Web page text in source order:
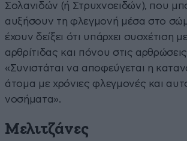
Σολανιδών (ή Στρυχνοειδών), που
αυξήσουν τη φλεγμονή μέσα στο
έχουν δείξει ότι υπάρχει συσχέτιση
αρθρίτιδας και πόνου στις
«Συνιστάται να αποφεύγεται η
άτομα με χρόνιες φλεγμονές και
νοσήματα».
Μελιτζάνες